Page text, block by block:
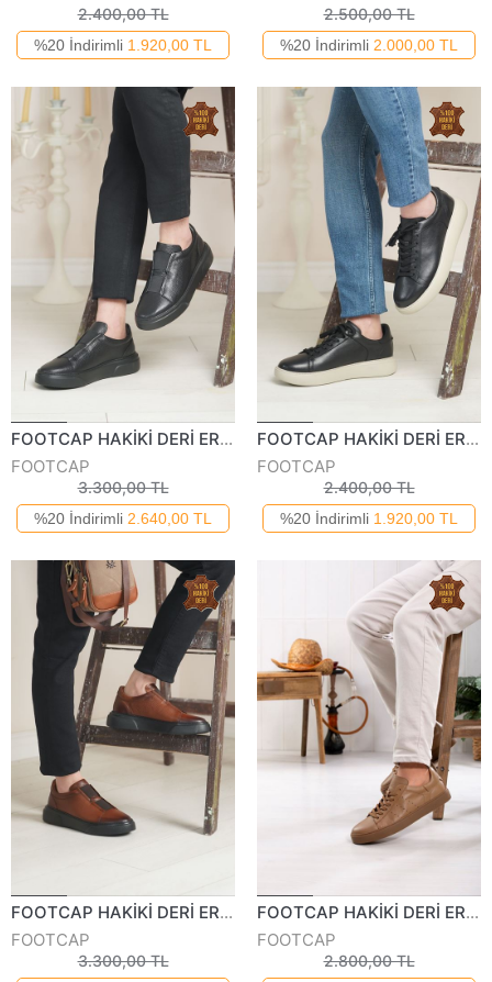
2.400,00 TL
%20 İndirimli 1.920,00 TL
2.500,00 TL
%20 İndirimli 2.000,00 TL
FOOTCAP HAKİKİ DERİ ERKEK GÜNLÜK AYAKKABI 2532-124K
FOOTCAP
3.300,00 TL
%20 İndirimli 2.640,00 TL
FOOTCAP HAKİKİ DERİ ERKEK GÜNLÜK AYAKKABI 420324K
FOOTCAP
2.400,00 TL
%20 İndirimli 1.920,00 TL
FOOTCAP HAKİKİ DERİ ERKEK GÜNLÜK AYAKKABI 2532-124K
FOOTCAP
3.300,00 TL
FOOTCAP HAKİKİ DERİ ERKEK GÜNLÜK AYAKKABI 270224Y
FOOTCAP
2.800,00 TL